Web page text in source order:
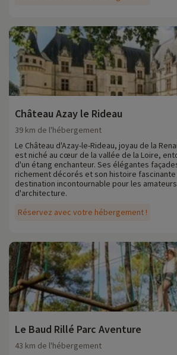
Château Azay le Rideau
Réservez avec votre hébergement !
39 km de l'hébergement
Le Château d'Azay-le-Rideau, joyau de la
est niché au cœur de la vallée de la Loire,
d'un étang enchanteur. Ses élégantes
richement décorés et son histoire
destination incontournable pour les
d'architecture.
Le Baud Rillé Parc Aventure
43 km de l'hébergement